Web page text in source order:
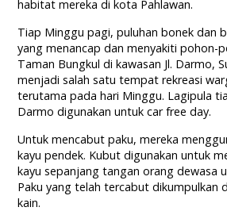
habitat mereka di kota Pahlawan.
Tiap Minggu pagi, puluhan bonek dan
yang menancap dan menyakiti pohon-
Taman Bungkul di kawasan Jl. Darmo,
menjadi salah satu tempat rekreasi
terutama pada hari Minggu. Lagipula
Darmo digunakan untuk car free day.
Untuk mencabut paku, mereka
kayu pendek. Kubut digunakan untuk
kayu sepanjang tangan orang dewasa
Paku yang telah tercabut dikumpulkan
kain.